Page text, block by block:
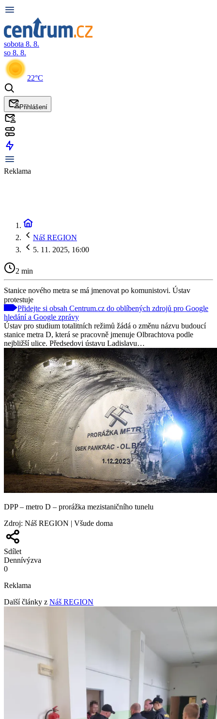
sobota 8. 8.
so 8. 8.
22°C
Přihlášení
Reklama
Náš REGION
5. 11. 2025, 16:00
2 min
Stanice nového metra se má jmenovat po komunistovi. Ústav
protestuje
Přidejte si obsah Centrum.cz do oblíbených zdrojů pro Google
hledání a Google zprávy
Ústav pro studium totalitních režimů žádá o změnu názvu budoucí
stanice metra D, která se pracovně jmenuje Olbrachtova podle
nejbližší ulice. Předsedovi ústavu Ladislavu…
DPP – metro D – prorážka mezistaničního tunelu
Zdroj: Náš REGION | Všude doma
Sdílet
Dennívýzva
0
Reklama
Další články z Náš REGION